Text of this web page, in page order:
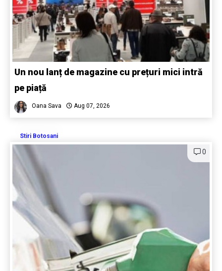
Un nou lanț de magazine cu prețuri mici intră
pe piață
Oana Sava Aug 07, 2026
Stiri Botosani
0